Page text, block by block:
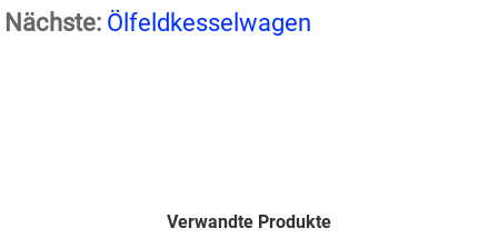
Nächste: Ölfeldkesselwagen
Verwandte Produkte